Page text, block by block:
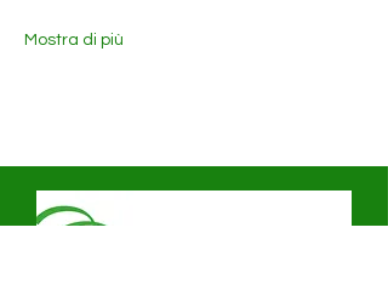
Mostra di più